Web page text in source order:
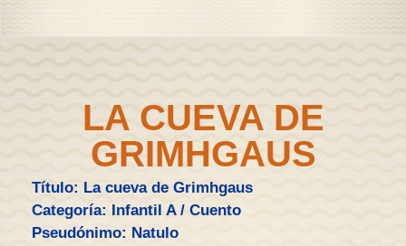
LA CUEVA DE
GRIMHGAUS
Título: La cueva de Grimhgaus
Categoría: Infantil A / Cuento
Pseudónimo: Natulo